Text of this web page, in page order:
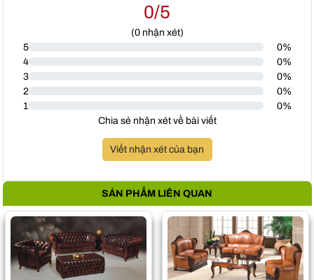
0/5
(0nhận xét)
5
0%
4
0%
3
0%
2
0%
1
0%
Chia sẻ nhận xét về bài viết
Viết nhận xét của bạn
SẢN PHẨM LIÊN QUAN